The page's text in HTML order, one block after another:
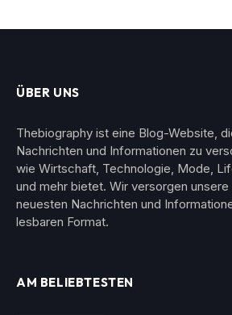
ÜBER UNS
Thebiography ist eine Blog-Website,
Nachrichten und Informationen zu
wie Wirtschaft, Technologie, Mode,
und mehr bietet. Wir versorgen
neuesten Nachrichten und
lesbaren Format.
AM BELIEBTESTEN